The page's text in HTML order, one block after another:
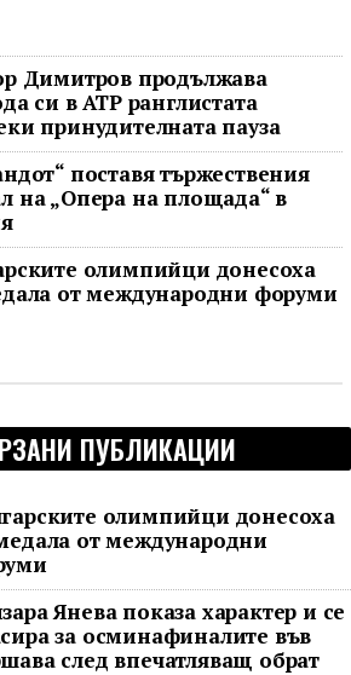
Димитров продължава
си в ATP ранглистата
принудителната пауза
поставя тържествения
на „Опера на площада“ в
олимпийци донесоха
от международни форуми
ПУБЛИКАЦИИ
олимпийци донесоха
от международни
Янева показа характер и се
за осминафиналите във
след впечатляващ обрат